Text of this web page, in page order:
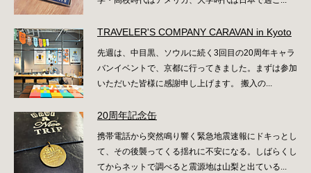
TRAVELER'S COMPANY CARAVAN in Kyoto
先週は、中目黒、ソウルに続く3回目の20周年キャラ
バンイベントで、京都に行ってきました。まずは参加
いただいた皆様に感謝申し上げます。 搬入の...
20周年記念缶
携帯電話から突然鳴り響く緊急地震速報にドキっとし
て、その後襲ってくる揺れに不安になる。しばらくし
てからネットで調べると震源地は山梨と出ている...